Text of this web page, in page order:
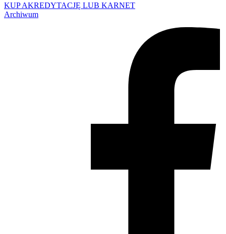
KUP AKREDYTACJĘ LUB KARNET
Archiwum